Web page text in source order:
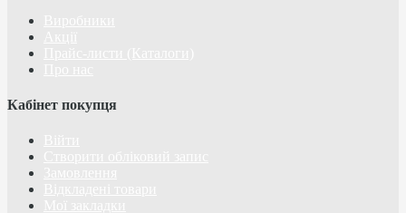
Кабінет покупця